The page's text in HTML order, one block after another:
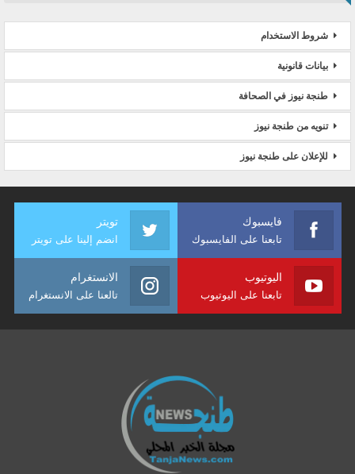
شروط الاستخدام
بيانات قانونية
طنجة نيوز في الصحافة
تنويه من طنجة نيوز
للإعلان على طنجة نيوز
فايسبوك
تابعنا على الفايسبوك
تويتر
انضم إلينا على تويتر
اليوتيوب
تابعنا على اليوتيوب
الانستغرام
تالعنا على الانستغرام